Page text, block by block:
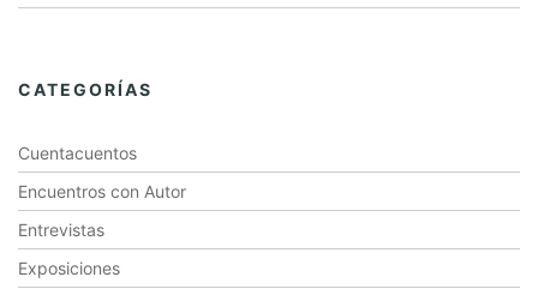
CATEGORÍAS
Cuentacuentos
Encuentros con Autor
Entrevistas
Exposiciones